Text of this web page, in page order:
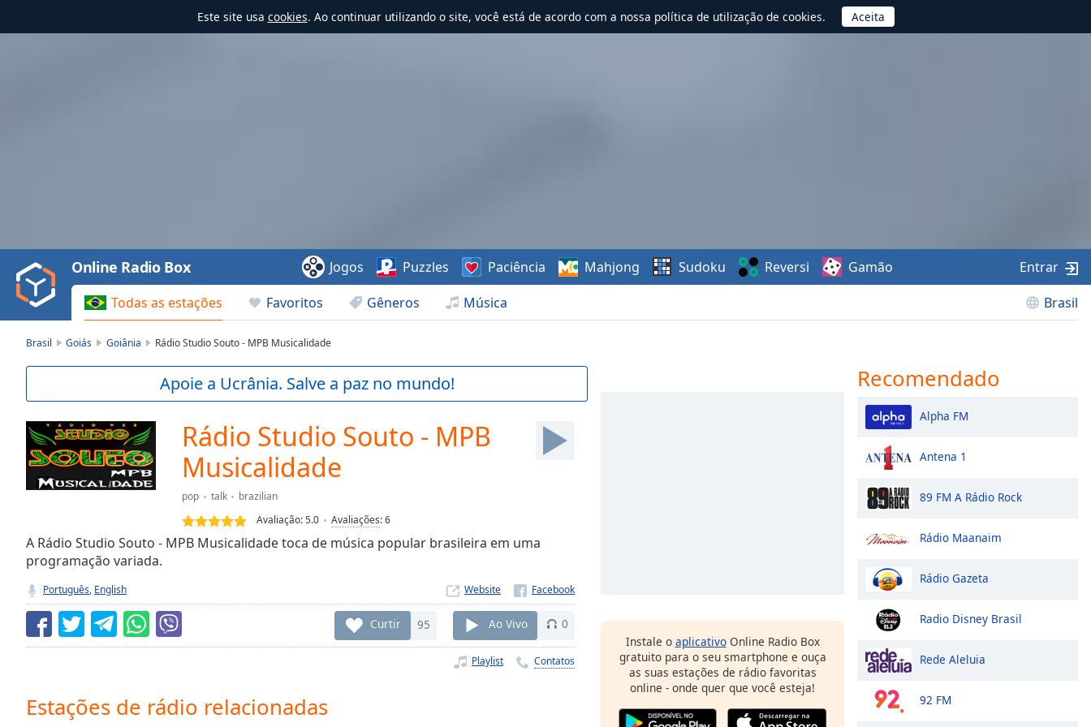
Este site usa cookies. Ao continuar utilizando o site, você está de acordo com a nossa política de utilização de cookies.
Video
Play
Backward
Skip
Current
Duration-:-
Loaded:
0.00%
Stream
live,
currently
behind
Remaining
Time-
Rate
Todas as estações Favoritos Gêneros Música Brasil
Online Radio Box Jogos Puzzles Paciência Mahjong Sudoku Reversi Gamão Entrar
Brasil Goiás Goiânia Rádio Studio Souto - MPB Musicalidade
Apoie a Ucrânia. Salve a paz no mundo!
Rádio Studio Souto - MPB
Musicalidade
pop talk
brazilian
Avaliação:5.0 Avaliações:6
A Rádio Studio Souto - MPB Musicalidade toca de música popular brasileira em uma
programação variada.
Português, English Website
Curtir 95 Ao Vivo 0
Playlist Contatos
Estações de rádio relacionadas
Instale o aplicativoOnline Radio Box
gratuito para o seu smartphone e ouça
as suas estações de rádio favoritas
online - onde quer que você esteja!
Recomendado
Alpha FM
Antena 1
89 FM A Rádio Rock
Rádio Maanaim
Rádio Gazeta
Radio Disney Brasil
Rede Aleluia
92 FM